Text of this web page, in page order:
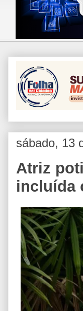
sábado, 13
Atriz
incluída